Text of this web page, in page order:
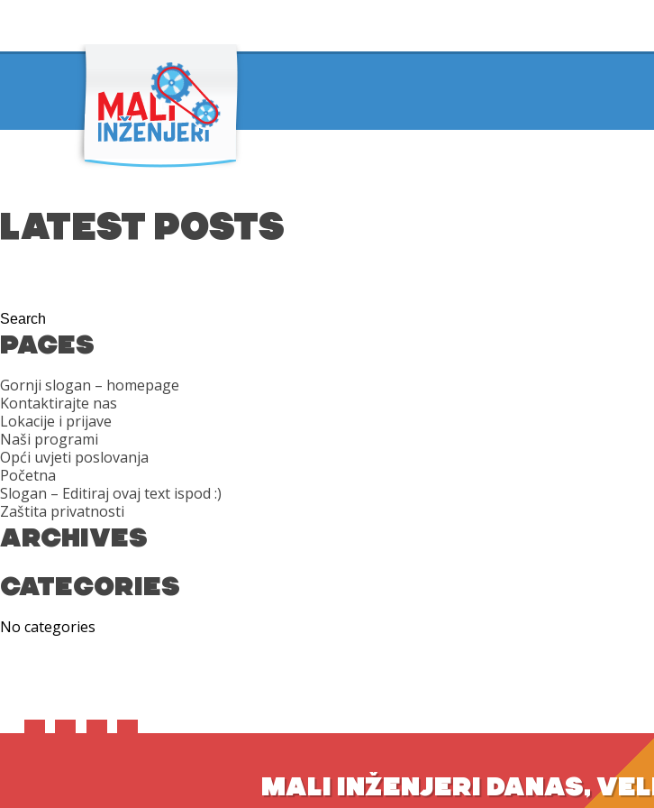
LATEST POSTS
PAGES
Gornji slogan – homepage
Kontaktirajte nas
Lokacije i prijave
Naši programi
Opći uvjeti poslovanja
Početna
Slogan – Editiraj ovaj text ispod :)
Zaštita privatnosti
ARCHIVES
CATEGORIES
No categories
MALI INŽENJERI DANAS,